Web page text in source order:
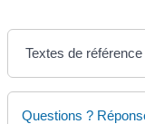
Textes de référence
Questions ?